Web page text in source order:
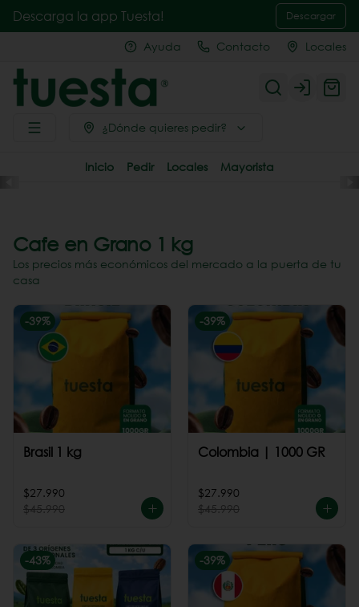
Descarga la app Tuesta! Descargar
Ayuda Contacto Locales
Login
¿Dónde quieres pedir?
Inicio Pedir Locales Mayorista
Cafe en Grano 1 kg
Los precios más económicos del mercado a la puerta de tu
casa
-39%
Brasil 1 kg
$27.990
$45.990
-39%
Colombia | 1000 GR
$27.990
$45.990
-43% -39%